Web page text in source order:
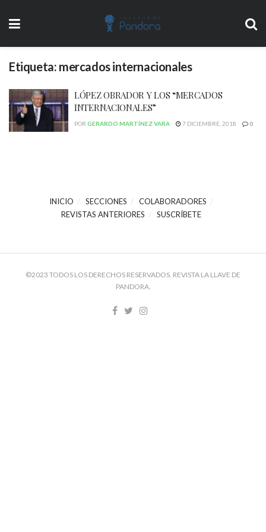
Etiqueta: mercados internacionales
LÓPEZ OBRADOR Y LOS “MERCADOS
INTERNACIONALES”
POR GERARDO MARTÍNEZ VARA 7 DICIEMBRE, 2018 0
INICIO SECCIONES
COLABORADORES
REVISTAS ANTERIORES
SUSCRÍBETE
©2023 TODOS LOS DERECHOS RESERVADOS. REVISTA LA LLAVE DE
PANDORA.